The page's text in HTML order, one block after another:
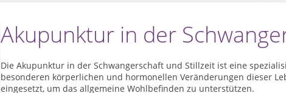
Akupunktur in der
Die Akupunktur in der Schwangerschaft und Stillzeit ist eine
besonderen körperlichen und hormonellen Veränderungen dieser
eingesetzt, um das allgemeine Wohlbefinden zu unterstützen.